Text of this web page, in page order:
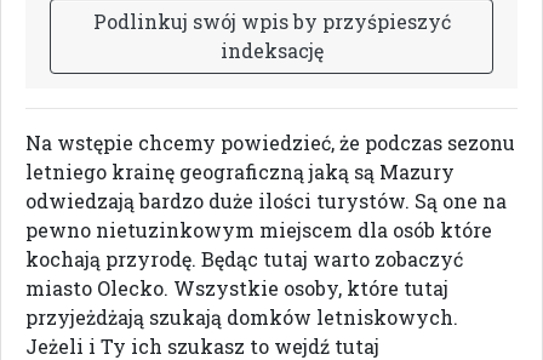
Podlinkuj swój wpisby przyśpieszyć
indeksację
Na wstępie chcemy powiedzieć, że podczas sezonu
letniego krainę geograficzną jaką są Mazury
odwiedzają bardzo duże ilości turystów. Są one na
pewno nietuzinkowym miejscem dla osób które
kochają przyrodę. Będąc tutaj warto zobaczyć
miasto Olecko. Wszystkie osoby, które tutaj
przyjeżdżają szukają domków letniskowych.
Jeżeli i Ty ich szukasz to wejdź tutaj